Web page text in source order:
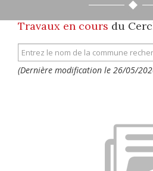
Travaux en cours du
(Dernière modification le 26/05/